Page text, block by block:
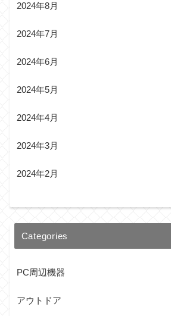
2024年8月
2024年7月
2024年6月
2024年5月
2024年4月
2024年3月
2024年2月
Categories
PC周辺機器
アウトドア